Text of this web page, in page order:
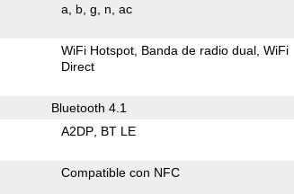
a b g n ac
WiFi Hotspot Banda de radio dual WiFi
Direct
Bluetooth 4.1
A2DP BT LE
Compatible con NFC